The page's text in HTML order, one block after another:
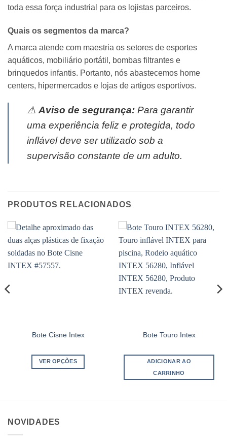
toda essa força industrial para os lojistas parceiros.
Quais os segmentos da marca?
A marca atende com maestria os setores de esportes
aquáticos, mobiliário portátil, bombas filtrantes e
brinquedos infantis. Portanto, nós abastecemos home
centers, hipermercados e lojas de artigos esportivos.
⚠️ Aviso de segurança: Para garantir
uma experiência feliz e protegida, todo
inflável deve ser utilizado sob a
supervisão constante de um adulto.
PRODUTOS RELACIONADOS
Bote Cisne Intex
VER OPÇÕES
várias
Bote Touro Intex
ADICIONAR AO
CARRINHO
NOVIDADES